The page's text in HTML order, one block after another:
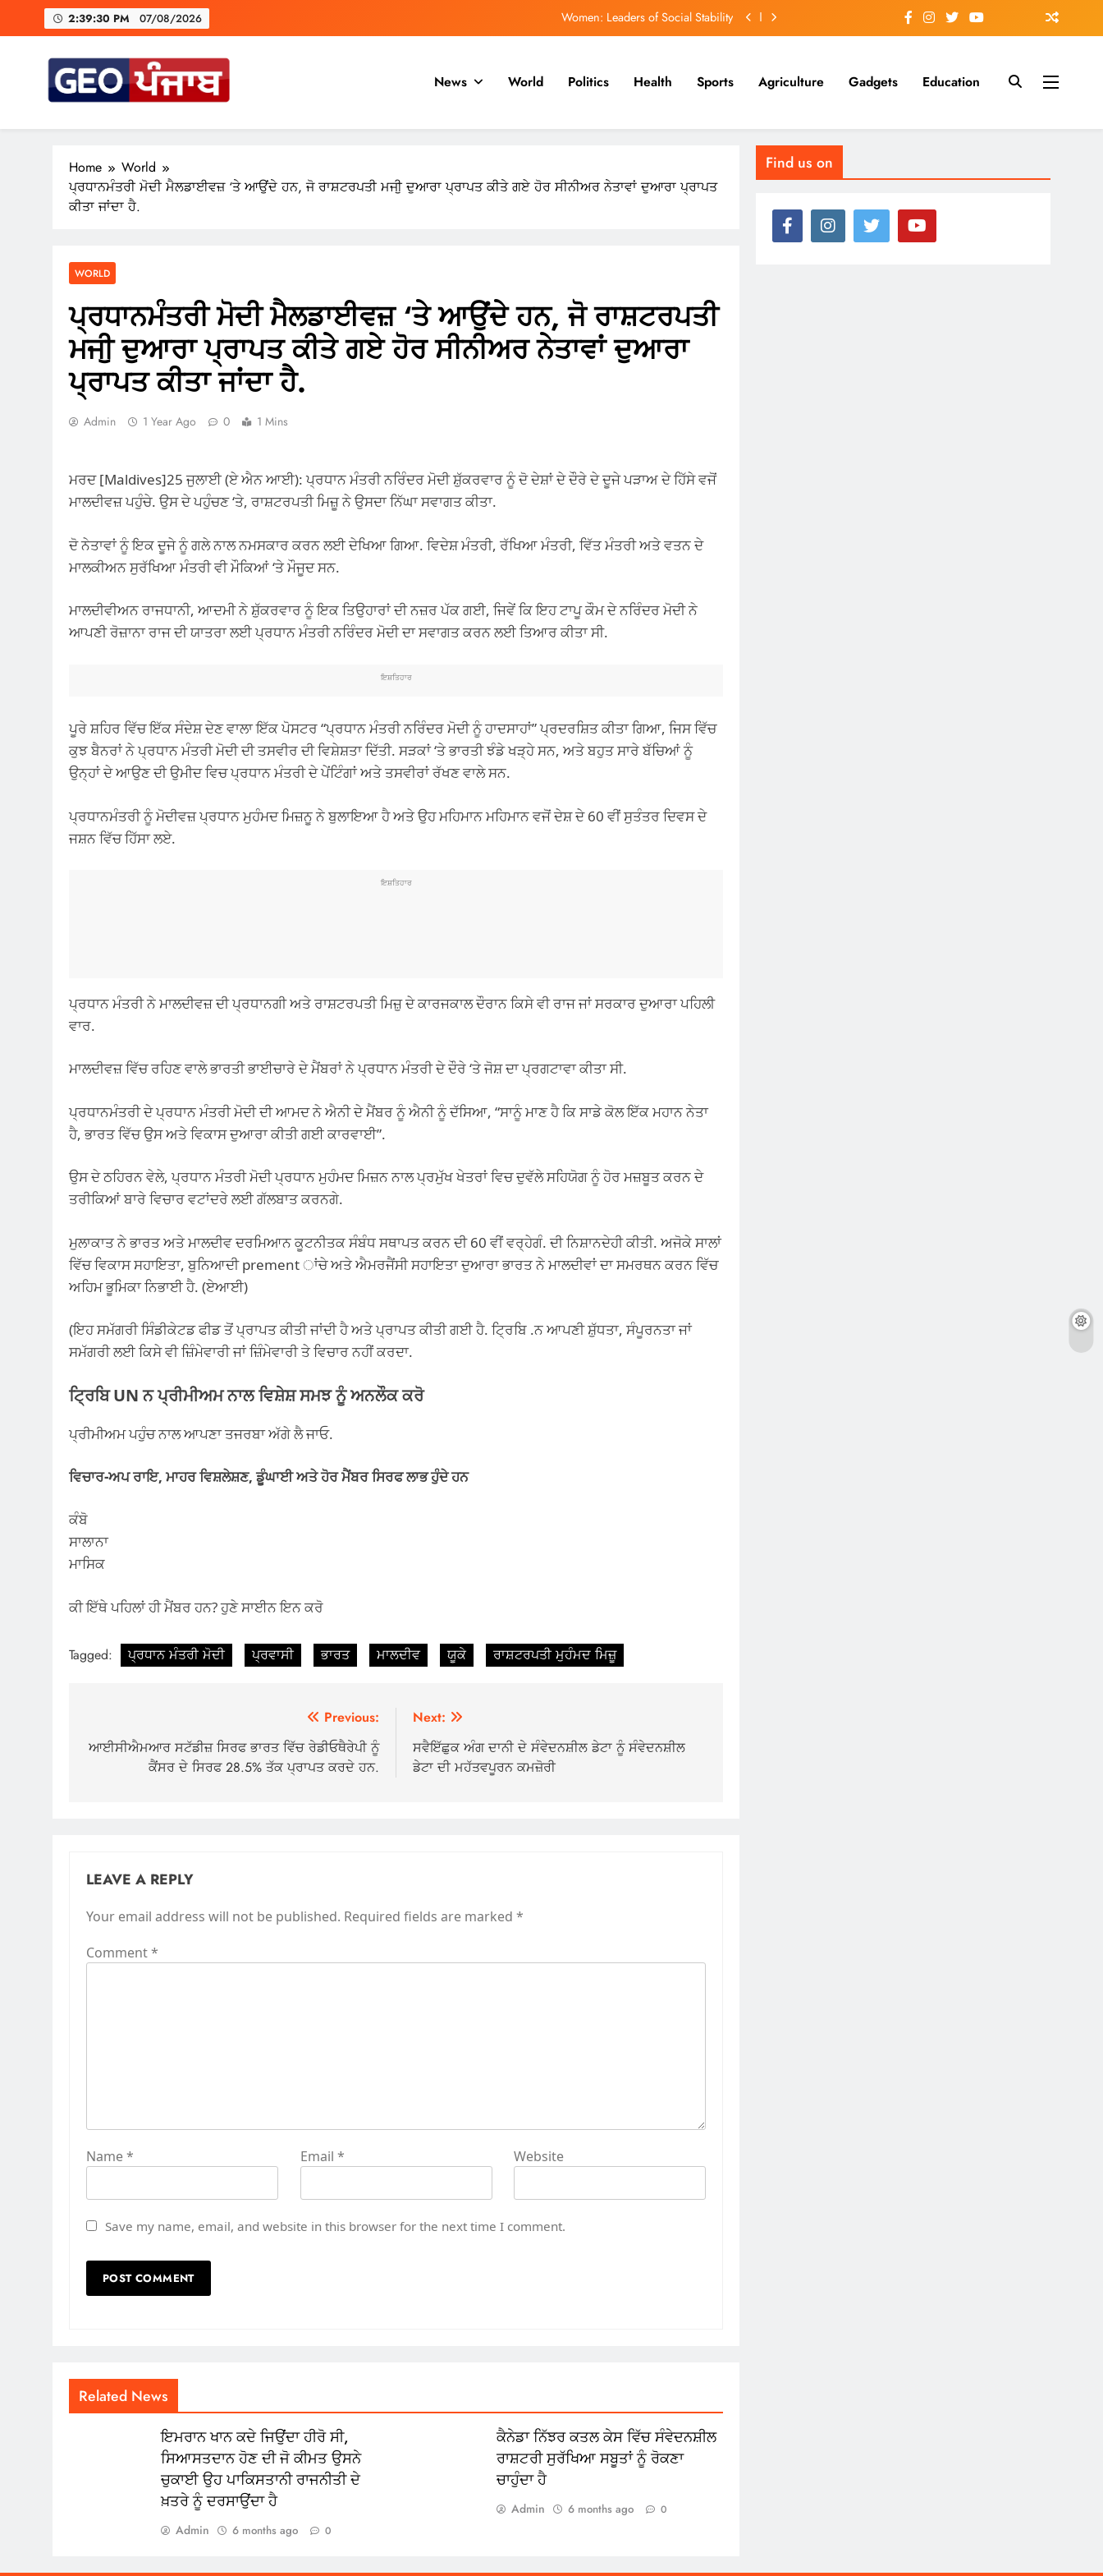
2:39:30 PM 07/08/2026
Women: Leaders of Social Stability
ਮਯੰਕ ਡਾਗਰ ਨੂੰ ਡੀਪੀਐਲ ਰਾਹੀਂ ਆਈਪੀਐਲ ਵਿੱਚ ਵਾਪਸੀ ਦੀ ਉਮੀਦ ਹੈ
ਕਾਂਗੋ ਦਾ ਕਹਿਣਾ ਹੈ ਕਿ ਇਤਿਹਾਸ ਵਿੱਚ ਸਭ ਤੋਂ ਤੇਜ਼ੀ ਨਾਲ ਵੱਧ ਰਹੇ ਇਬੋਲਾ ਪ੍ਰਕੋਪ ਵਿੱਚ ਮਰਨ ਵਾਲਿਆਂ ਦੀ ਗਿਣਤੀ
Geo Punjab
Punjab di Har Khabar
News World Politics Health Sports Agriculture Gadgets Education
Home
World
ਪ੍ਰਧਾਨਮੰਤਰੀ ਮੋਦੀ ਮੈਲਡਾਈਵਜ਼ ‘ਤੇ ਆਉਂਦੇ ਹਨ, ਜੋ ਰਾਸ਼ਟਰਪਤੀ ਮਜੀੁ ਦੁਆਰਾ ਪ੍ਰਾਪਤ ਕੀਤੇ ਗਏ ਹੋਰ ਸੀਨੀਅਰ ਨੇਤਾਵਾਂ ਦੁਆਰਾ ਪ੍ਰਾਪਤ
ਕੀਤਾ ਜਾਂਦਾ ਹੈ.
WORLD
ਪ੍ਰਧਾਨਮੰਤਰੀ ਮੋਦੀ ਮੈਲਡਾਈਵਜ਼ ‘ਤੇ ਆਉਂਦੇ ਹਨ, ਜੋ ਰਾਸ਼ਟਰਪਤੀ
ਮਜੀੁ ਦੁਆਰਾ ਪ੍ਰਾਪਤ ਕੀਤੇ ਗਏ ਹੋਰ ਸੀਨੀਅਰ ਨੇਤਾਵਾਂ ਦੁਆਰਾ
ਪ੍ਰਾਪਤ ਕੀਤਾ ਜਾਂਦਾ ਹੈ.
Admin 1 Year Ago 0 1 Mins
ਮਰਦ [Maldives]25 ਜੁਲਾਈ (ਏ ਐਨ ਆਈ): ਪ੍ਰਧਾਨ ਮੰਤਰੀ ਨਰਿੰਦਰ ਮੋਦੀ ਸ਼ੁੱਕਰਵਾਰ ਨੂੰ ਦੋ ਦੇਸ਼ਾਂ ਦੇ ਦੌਰੇ ਦੇ ਦੂਜੇ ਪੜਾਅ ਦੇ ਹਿੱਸੇ ਵਜੋਂ
ਮਾਲਦੀਵਜ਼ ਪਹੁੰਚੇ. ਉਸ ਦੇ ਪਹੁੰਚਣ ‘ਤੇ, ਰਾਸ਼ਟਰਪਤੀ ਮਿਜ਼ੂ ਨੇ ਉਸਦਾ ਨਿੱਘਾ ਸਵਾਗਤ ਕੀਤਾ.
ਦੋ ਨੇਤਾਵਾਂ ਨੂੰ ਇਕ ਦੂਜੇ ਨੂੰ ਗਲੇ ਨਾਲ ਨਮਸਕਾਰ ਕਰਨ ਲਈ ਦੇਖਿਆ ਗਿਆ. ਵਿਦੇਸ਼ ਮੰਤਰੀ, ਰੱਖਿਆ ਮੰਤਰੀ, ਵਿੱਤ ਮੰਤਰੀ ਅਤੇ ਵਤਨ ਦੇ
ਮਾਲਕੀਅਨ ਸੁਰੱਖਿਆ ਮੰਤਰੀ ਵੀ ਮੌਕਿਆਂ ‘ਤੇ ਮੌਜੂਦ ਸਨ.
ਮਾਲਦੀਵੀਅਨ ਰਾਜਧਾਨੀ, ਆਦਮੀ ਨੇ ਸ਼ੁੱਕਰਵਾਰ ਨੂੰ ਇਕ ਤਿਉਹਾਰਾਂ ਦੀ ਨਜ਼ਰ ਪੱਕ ਗਈ, ਜਿਵੇਂ ਕਿ ਇਹ ਟਾਪੂ ਕੌਮ ਦੇ ਨਰਿੰਦਰ ਮੋਦੀ ਨੇ
ਆਪਣੀ ਰੋਜ਼ਾਨਾ ਰਾਜ ਦੀ ਯਾਤਰਾ ਲਈ ਪ੍ਰਧਾਨ ਮੰਤਰੀ ਨਰਿੰਦਰ ਮੋਦੀ ਦਾ ਸਵਾਗਤ ਕਰਨ ਲਈ ਤਿਆਰ ਕੀਤਾ ਸੀ.
ਇਸ਼ਤਿਹਾਰ
ਪੂਰੇ ਸ਼ਹਿਰ ਵਿੱਚ ਇੱਕ ਸੰਦੇਸ਼ ਦੇਣ ਵਾਲਾ ਇੱਕ ਪੋਸਟਰ “ਪ੍ਰਧਾਨ ਮੰਤਰੀ ਨਰਿੰਦਰ ਮੋਦੀ ਨੂੰ ਹਾਦਸਾਹਾਂ” ਪ੍ਰਦਰਸ਼ਿਤ ਕੀਤਾ ਗਿਆ, ਜਿਸ ਵਿੱਚ
ਕੁਝ ਬੈਨਰਾਂ ਨੇ ਪ੍ਰਧਾਨ ਮੰਤਰੀ ਮੋਦੀ ਦੀ ਤਸਵੀਰ ਦੀ ਵਿਸ਼ੇਸ਼ਤਾ ਦਿੱਤੀ. ਸੜਕਾਂ ‘ਤੇ ਭਾਰਤੀ ਝੰਡੇ ਖੜ੍ਹੇ ਸਨ, ਅਤੇ ਬਹੁਤ ਸਾਰੇ ਬੱਚਿਆਂ ਨੂੰ
ਉਨ੍ਹਾਂ ਦੇ ਆਉਣ ਦੀ ਉਮੀਦ ਵਿਚ ਪ੍ਰਧਾਨ ਮੰਤਰੀ ਦੇ ਪੇਂਟਿੰਗਾਂ ਅਤੇ ਤਸਵੀਰਾਂ ਰੱਖਣ ਵਾਲੇ ਸਨ.
ਪ੍ਰਧਾਨਮੰਤਰੀ ਨੂੰ ਮੋਦੀਵਜ਼ ਪ੍ਰਧਾਨ ਮੁਹੰਮਦ ਮਿਜ਼ਨੂ ਨੇ ਬੁਲਾਇਆ ਹੈ ਅਤੇ ਉਹ ਮਹਿਮਾਨ ਮਹਿਮਾਨ ਵਜੋਂ ਦੇਸ਼ ਦੇ 60 ਵੀਂ ਸੁਤੰਤਰ ਦਿਵਸ ਦੇ
ਜਸ਼ਨ ਵਿੱਚ ਹਿੱਸਾ ਲਏ.
ਇਸ਼ਤਿਹਾਰ
ਪ੍ਰਧਾਨ ਮੰਤਰੀ ਨੇ ਮਾਲਦੀਵਜ਼ ਦੀ ਪ੍ਰਧਾਨਗੀ ਅਤੇ ਰਾਸ਼ਟਰਪਤੀ ਮਿਜ਼ੁ ਦੇ ਕਾਰਜਕਾਲ ਦੌਰਾਨ ਕਿਸੇ ਵੀ ਰਾਜ ਜਾਂ ਸਰਕਾਰ ਦੁਆਰਾ ਪਹਿਲੀ
ਵਾਰ.
ਮਾਲਦੀਵਜ਼ ਵਿੱਚ ਰਹਿਣ ਵਾਲੇ ਭਾਰਤੀ ਭਾਈਚਾਰੇ ਦੇ ਮੈਂਬਰਾਂ ਨੇ ਪ੍ਰਧਾਨ ਮੰਤਰੀ ਦੇ ਦੌਰੇ ‘ਤੇ ਜੋਸ਼ ਦਾ ਪ੍ਰਗਟਾਵਾ ਕੀਤਾ ਸੀ.
ਪ੍ਰਧਾਨਮੰਤਰੀ ਦੇ ਪ੍ਰਧਾਨ ਮੰਤਰੀ ਮੋਦੀ ਦੀ ਆਮਦ ਨੇ ਐਨੀ ਦੇ ਮੈਂਬਰ ਨੂੰ ਐਨੀ ਨੂੰ ਦੱਸਿਆ, “ਸਾਨੂੰ ਮਾਣ ਹੈ ਕਿ ਸਾਡੇ ਕੋਲ ਇੱਕ ਮਹਾਨ ਨੇਤਾ
ਹੈ, ਭਾਰਤ ਵਿੱਚ ਉਸ ਅਤੇ ਵਿਕਾਸ ਦੁਆਰਾ ਕੀਤੀ ਗਈ ਕਾਰਵਾਈ”.
ਉਸ ਦੇ ਠਹਿਰਨ ਵੇਲੇ, ਪ੍ਰਧਾਨ ਮੰਤਰੀ ਮੋਦੀ ਪ੍ਰਧਾਨ ਮੁਹੰਮਦ ਮਿਜ਼ਨ ਨਾਲ ਪ੍ਰਮੁੱਖ ਖੇਤਰਾਂ ਵਿਚ ਦੁਵੱਲੇ ਸਹਿਯੋਗ ਨੂੰ ਹੋਰ ਮਜ਼ਬੂਤ ਕਰਨ ਦੇ
ਤਰੀਕਿਆਂ ਬਾਰੇ ਵਿਚਾਰ ਵਟਾਂਦਰੇ ਲਈ ਗੱਲਬਾਤ ਕਰਨਗੇ.
ਮੁਲਾਕਾਤ ਨੇ ਭਾਰਤ ਅਤੇ ਮਾਲਦੀਵ ਦਰਮਿਆਨ ਕੂਟਨੀਤਕ ਸੰਬੰਧ ਸਥਾਪਤ ਕਰਨ ਦੀ 60 ਵੀਂ ਵਰ੍ਹੇਗੰ. ਦੀ ਨਿਸ਼ਾਨਦੇਹੀ ਕੀਤੀ. ਅਜੋਕੇ ਸਾਲਾਂ
ਵਿੱਚ ਵਿਕਾਸ ਸਹਾਇਤਾ, ਬੁਨਿਆਦੀ prement ਾਂਚੇ ਅਤੇ ਐਮਰਜੈਂਸੀ ਸਹਾਇਤਾ ਦੁਆਰਾ ਭਾਰਤ ਨੇ ਮਾਲਦੀਵਾਂ ਦਾ ਸਮਰਥਨ ਕਰਨ ਵਿੱਚ
ਅਹਿਮ ਭੂਮਿਕਾ ਨਿਭਾਈ ਹੈ. (ਏਆਈ)
(ਇਹ ਸਮੱਗਰੀ ਸਿੰਡੀਕੇਟਡ ਫੀਡ ਤੋਂ ਪ੍ਰਾਪਤ ਕੀਤੀ ਜਾਂਦੀ ਹੈ ਅਤੇ ਪ੍ਰਾਪਤ ਕੀਤੀ ਗਈ ਹੈ. ਟ੍ਰਿਬਿ .ਨ ਆਪਣੀ ਸ਼ੁੱਧਤਾ, ਸੰਪੂਰਨਤਾ ਜਾਂ
ਸਮੱਗਰੀ ਲਈ ਕਿਸੇ ਵੀ ਜ਼ਿੰਮੇਵਾਰੀ ਜਾਂ ਜ਼ਿੰਮੇਵਾਰੀ ਤੇ ਵਿਚਾਰ ਨਹੀਂ ਕਰਦਾ.
ਟ੍ਰਿਬਿ UN ਨ ਪ੍ਰੀਮੀਅਮ ਨਾਲ ਵਿਸ਼ੇਸ਼ ਸਮਝ ਨੂੰ ਅਨਲੌਕ ਕਰੋ
ਪ੍ਰੀਮੀਅਮ ਪਹੁੰਚ ਨਾਲ ਆਪਣਾ ਤਜਰਬਾ ਅੱਗੇ ਲੈ ਜਾਓ.
ਵਿਚਾਰ-ਅਪ ਰਾਇ, ਮਾਹਰ ਵਿਸ਼ਲੇਸ਼ਣ, ਡੂੰਘਾਈ ਅਤੇ ਹੋਰ ਮੈਂਬਰ ਸਿਰਫ ਲਾਭ ਹੁੰਦੇ ਹਨ
ਕੰਬੋ
ਸਾਲਾਨਾ
ਮਾਸਿਕ
ਕੀ ਇੱਥੇ ਪਹਿਲਾਂ ਹੀ ਮੈਂਬਰ ਹਨ? ਹੁਣੇ ਸਾਈਨ ਇਨ ਕਰੋ
Tagged: ਪ੍ਰਧਾਨ ਮੰਤਰੀ ਮੋਦੀ ਪ੍ਰਵਾਸੀ ਭਾਰਤ ਮਾਲਦੀਵ ਯੂਕੇ ਰਾਸ਼ਟਰਪਤੀ ਮੁਹੰਮਦ ਮਿਜ਼ੂ
navigation
Previous:
ਆਈਸੀਐਮਆਰ ਸਟੱਡੀਜ਼ ਸਿਰਫ ਭਾਰਤ ਵਿੱਚ ਰੇਡੀਓਥੈਰੇਪੀ ਨੂੰ
ਕੈਂਸਰ ਦੇ ਸਿਰਫ 28.5% ਤੱਕ ਪ੍ਰਾਪਤ ਕਰਦੇ ਹਨ.
Next:
ਸਵੈਇੱਛੁਕ ਅੰਗ ਦਾਨੀ ਦੇ ਸੰਵੇਦਨਸ਼ੀਲ ਡੇਟਾ ਨੂੰ ਸੰਵੇਦਨਸ਼ੀਲ
ਡੇਟਾ ਦੀ ਮਹੱਤਵਪੂਰਨ ਕਮਜ਼ੋਰੀ
LEAVE A REPLY
Your email address will not be published. Required fields are marked *
Comment*
Name* Email * Website
Save my name, email, and website in this browser for the next time I comment.
Related News
ਇਮਰਾਨ ਖਾਨ ਕਦੇ ਜਿਉਂਦਾ ਹੀਰੋ ਸੀ,
ਸਿਆਸਤਦਾਨ ਹੋਣ ਦੀ ਜੋ ਕੀਮਤ ਉਸਨੇ
ਚੁਕਾਈ ਉਹ ਪਾਕਿਸਤਾਨੀ ਰਾਜਨੀਤੀ ਦੇ
ਖ਼ਤਰੇ ਨੂੰ ਦਰਸਾਉਂਦਾ ਹੈ
Admin 6 months ago 0
ਕੈਨੇਡਾ ਨਿੱਝਰ ਕਤਲ ਕੇਸ ਵਿੱਚ ਸੰਵੇਦਨਸ਼ੀਲ
ਰਾਸ਼ਟਰੀ ਸੁਰੱਖਿਆ ਸਬੂਤਾਂ ਨੂੰ ਰੋਕਣਾ
ਚਾਹੁੰਦਾ ਹੈ
Admin 6 months ago 0
Find us on